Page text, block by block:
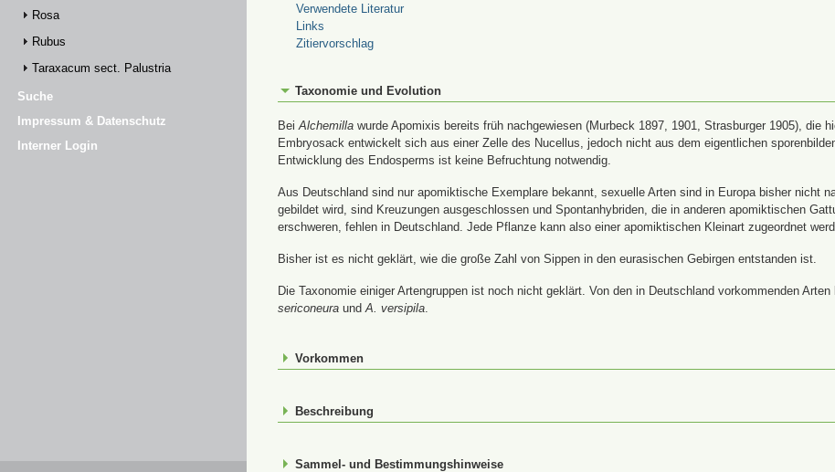
Rosa
Rubus
Taraxacum sect. Palustria
Suche
Impressum & Datenschutz
Interner Login
Verwendete Literatur
Links
Zitiervorschlag
Taxonomie und Evolution
BeiAlchemilla wurde Apomixis bereits früh nachgewiesen (Murbeck 1897, 1901, Strasburger 1905), die
Embryosack entwickelt sich aus einer Zelle des Nucellus, jedoch nicht aus dem eigentlichen
Entwicklung des Endosperms ist keine Befruchtung notwendig.
Aus Deutschland sind nur apomiktische Exemplare bekannt, sexuelle Arten sind in Europa bisher nicht
gebildet wird, sind Kreuzungen ausgeschlossen und Spontanhybriden, die in anderen apomiktischen
erschweren, fehlen in Deutschland. Jede Pflanze kann also einer apomiktischen Kleinart zugeordnet
Bisher ist es nicht geklärt, wie die große Zahl von Sippen in den eurasischen Gebirgen entstanden ist.
Die Taxonomie einiger Artengruppen ist noch nicht geklärt. Von den in Deutschland vorkommenden
sericoneura undA. versipila.
Vorkommen
Beschreibung
Sammel- und Bestimmungshinweise